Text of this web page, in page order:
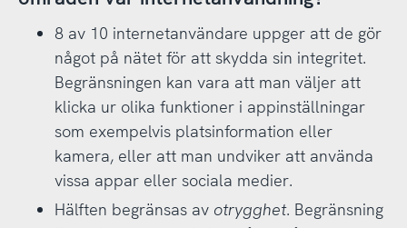
8 av 10 internetanvändare uppger att de gör
något på nätet för att skydda sin integritet.
Begränsningen kan vara att man väljer att
klicka ur olika funktioner i appinställningar
som exempelvis platsinformation eller
kamera, eller att man undviker att använda
vissa appar eller sociala medier.
Hälften begränsas av otrygghet. Begränsning